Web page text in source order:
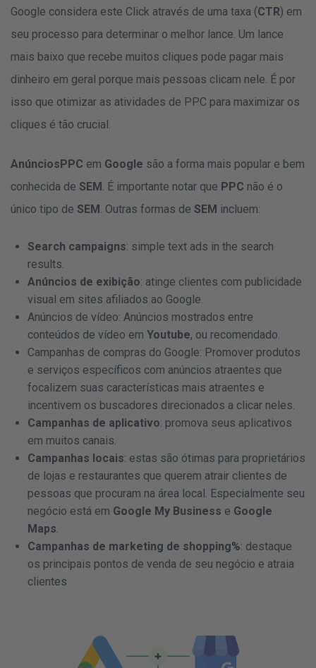
Google considera este Click através de uma taxa (CTR) em
seu processo para determinar o melhor lance. Um lance
mais baixo que recebe muitos cliques pode pagar mais
dinheiro em geral porque mais pessoas clicam nele. É por
isso que otimizar as atividades de PPC para maximizar os
cliques é tão crucial.
AnúnciosPPC em Google são a forma mais popular e bem
conhecida de SEM. É importante notar que PPC não é o
único tipo de SEM. Outras formas de SEM incluem:
Search campaigns: simple text ads in the search
results.
Anúncios de exibição: atinge clientes com publicidade
visual em sites afiliados ao Google.
Anúncios de vídeo: Anúncios mostrados entre
conteúdos de vídeo em Youtube, ou recomendado.
Campanhas de compras do Google: Promover produtos
e serviços específicos com anúncios atraentes que
focalizem suas características mais atraentes e
incentivem os buscadores direcionados a clicar neles.
Campanhas de aplicativo: promova seus aplicativos
em muitos canais.
Campanhas locais: estas são ótimas para proprietários
de lojas e restaurantes que querem atrair clientes de
pessoas que procuram na área local. Especialmente seu
negócio está em Google My Business e Google
Maps.
Campanhas de marketing de shopping%: destaque
os principais pontos de venda de seu negócio e atraia
clientes